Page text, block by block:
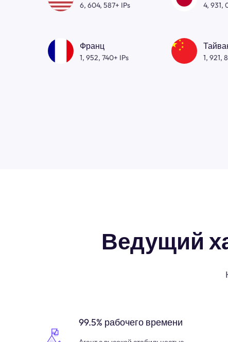
6, 604, 587+ IPs 4, 931,
Франц
1, 952, 740+ IPs 1, 921,
Ведущий
99.5% рабочего времени